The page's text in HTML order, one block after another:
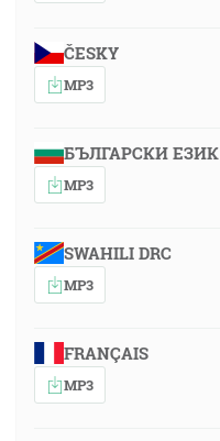
ČESKY
MP3
БЪЛГАРСКИ ЕЗИК
MP3
SWAHILI DRC
MP3
FRANÇAIS
MP3